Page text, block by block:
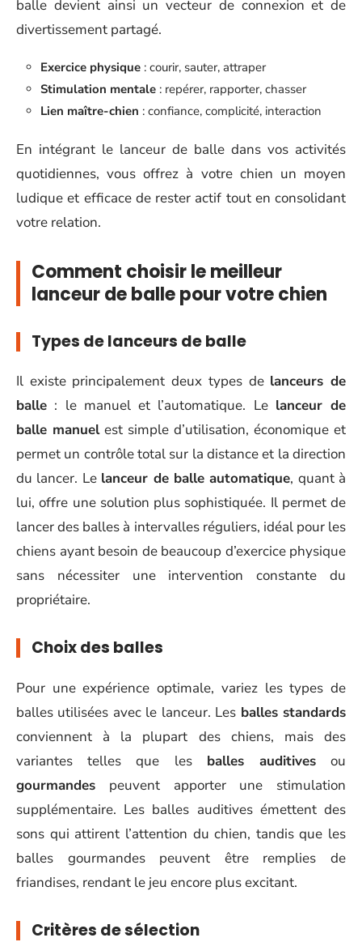
balle devient ainsi un vecteur de connexion et de
divertissement partagé.
Exercice physique : courir, sauter, attraper
Stimulation mentale : repérer, rapporter, chasser
Lien maître-chien : confiance, complicité, interaction
En intégrant le lanceur de balle dans vos activités
quotidiennes, vous offrez à votre chien un moyen
ludique et efficace de rester actif tout en consolidant
votre relation.
Comment choisir le meilleur
lanceur de balle pour votre chien
Types de lanceurs de balle
Il existe principalement deux types de lanceurs de
balle : le manuel et l’automatique. Le lanceur de
balle manuelest simple d’utilisation, économique et
permet un contrôle total sur la distance et la direction
du lancer. Le lanceur de balle automatique, quant à
lui, offre une solution plus sophistiquée. Il permet de
lancer des balles à intervalles réguliers, idéal pour les
chiens ayant besoin de beaucoup d’exercice physique
sans nécessiter une intervention constante du
propriétaire.
Choix des balles
Pour une expérience optimale, variez les types de
balles utilisées avec le lanceur. Les balles standards
conviennent à la plupart des chiens, mais des
variantes telles que les balles auditivesou
gourmandes peuvent apporter une stimulation
supplémentaire. Les balles auditives émettent des
sons qui attirent l’attention du chien, tandis que les
balles gourmandes peuvent être remplies de
friandises, rendant le jeu encore plus excitant.
Critères de sélection